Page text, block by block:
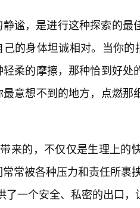
静谧，是进行这种探索的最
己的身体坦诚相对。当你
柔的摩擦，那种恰到好
意想不到的地方，点燃
带来的，不仅仅是生理上
常被各种压力和责任所裹
了一个安全、私密的出口